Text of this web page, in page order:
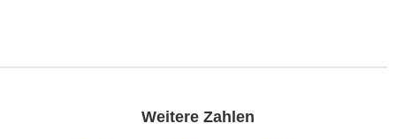
Weitere Zahlen